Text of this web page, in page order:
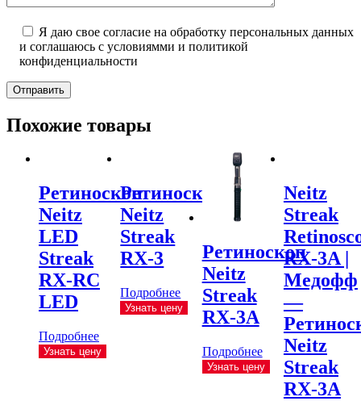
Я даю свое согласие на обработку персональных данных
и соглашаюсь с условиямми и политикой
конфиденциальности
Отправить
Похожие товары
Ретиноскоп
Neitz
LED
Streak
RX-RC
LED
Подробнее
Узнать цену
Ретиноскоп
Neitz
Streak
RX-3
Подробнее
Узнать цену
Ретиноскоп
Neitz
Streak
RX-3A
Подробнее
Узнать цену
Neitz
Streak
RX-3A |
Медофф
—
Neitz
Streak
RX-3A